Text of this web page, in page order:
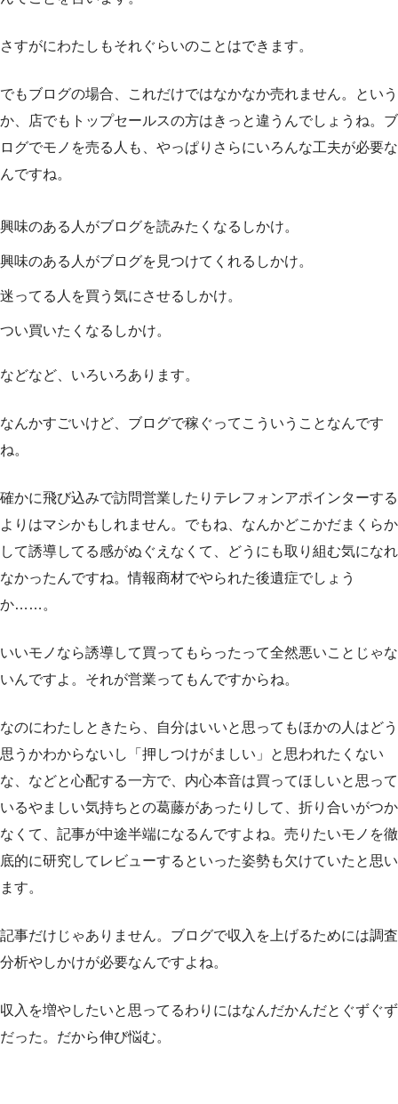
さすがにわたしもそれぐらいのことはできます。
でもブログの場合、これだけではなかなか売れません。という
か、店でもトップセールスの方はきっと違うんでしょうね。ブ
ログでモノを売る人も、やっぱりさらにいろんな工夫が必要な
んですね。
興味のある人がブログを読みたくなるしかけ。
興味のある人がブログを見つけてくれるしかけ。
迷ってる人を買う気にさせるしかけ。
つい買いたくなるしかけ。
などなど、いろいろあります。
なんかすごいけど、ブログで稼ぐってこういうことなんです
ね。
確かに飛び込みで訪問営業したりテレフォンアポインターする
よりはマシかもしれません。でもね、なんかどこかだまくらか
して誘導してる感がぬぐえなくて、どうにも取り組む気になれ
なかったんですね。情報商材でやられた後遺症でしょう
か……。
いいモノなら誘導して買ってもらったって全然悪いことじゃな
いんですよ。それが営業ってもんですからね。
なのにわたしときたら、自分はいいと思ってもほかの人はどう
思うかわからないし「押しつけがましい」と思われたくない
な、などと心配する一方で、内心本音は買ってほしいと思って
いるやましい気持ちとの葛藤があったりして、折り合いがつか
なくて、記事が中途半端になるんですよね。売りたいモノを徹
底的に研究してレビューするといった姿勢も欠けていたと思い
ます。
記事だけじゃありません。ブログで収入を上げるためには調査
分析やしかけが必要なんですよね。
収入を増やしたいと思ってるわりにはなんだかんだとぐずぐず
だった。だから伸び悩む。